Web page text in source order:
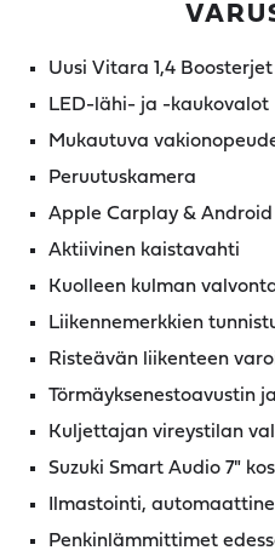
Uusi Vitara 1,4
LED-lähi- ja -kaukovalot
Mukautuva
Peruutuskamera
Apple Carplay &
Aktiivinen kaistavahti
Kuolleen kulman
Liikennemerkkien
Risteävän liikenteen
Törmäyksenestoavustin
Kuljettajan vireystilan
Suzuki Smart Audio 7"
Ilmastointi,
Penkinlämmittimet